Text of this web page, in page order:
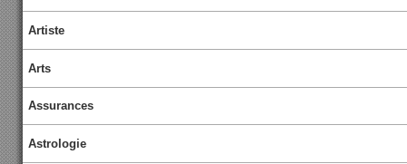
Artiste
Arts
Assurances
Astrologie